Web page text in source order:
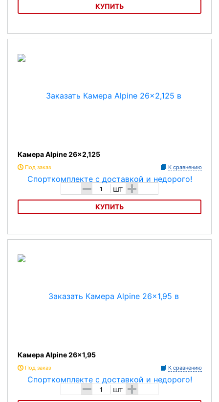
КУПИТЬ
Камера Alpine 14x1,75
Камера Alpine 26x2,125
Под заказ К сравнению
- шт +
КУПИТЬ
Камера Alpine 26x2,125
Камера Alpine 26x1,95
Под заказ К сравнению
- шт +